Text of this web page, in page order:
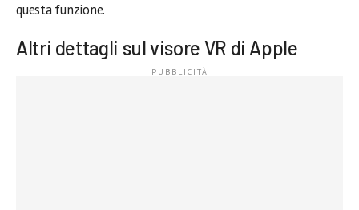
questa funzione.
Altri dettagli sul visore VR di Apple